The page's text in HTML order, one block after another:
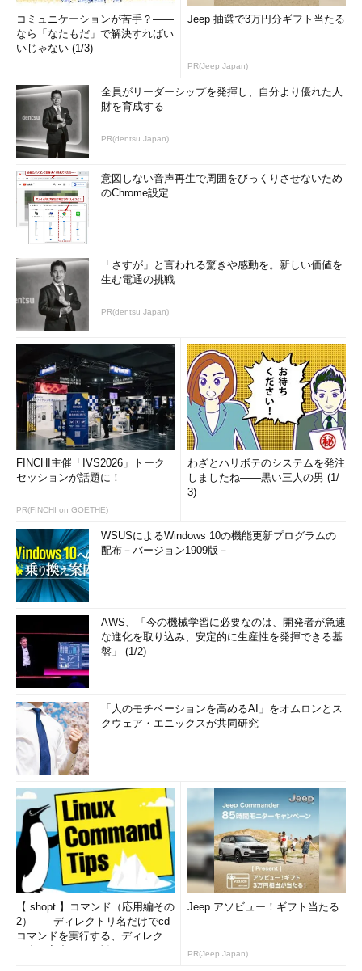
コミュニケーションが苦手？――
なら「なたもだ」で解決すればい
いじゃない (1/3)
Jeep 抽選で3万円分ギフト当たる
PR(Jeep Japan)
全員がリーダーシップを発揮し、自分より優れた人
財を育成する
PR(dentsu Japan)
意図しない音声再生で周囲をびっくりさせないため
のChrome設定
「さすが」と言われる驚きや感動を。新しい価値を
生む電通の挑戦
PR(dentsu Japan)
FINCHI主催「IVS2026」トーク
セッションが話題に！
PR(FINCHI on GOETHE)
わざとハリボテのシステムを発注
しましたね――黒い三人の男 (1/
3)
WSUSによるWindows 10の機能更新プログラムの
配布－バージョン1909版－
AWS、「今の機械学習に必要なのは、開発者が急速
な進化を取り込み、安定的に生産性を発揮できる基
盤」 (1/2)
「人のモチベーションを高めるAI」をオムロンとス
クウェア・エニックスが共同研究
【 shopt 】コマンド（応用編その
2）――ディレクトリ名だけでcd
コマンドを実行する、ディレクト
Jeep アソビュー！ギフト当たる
PR(Jeep Japan)